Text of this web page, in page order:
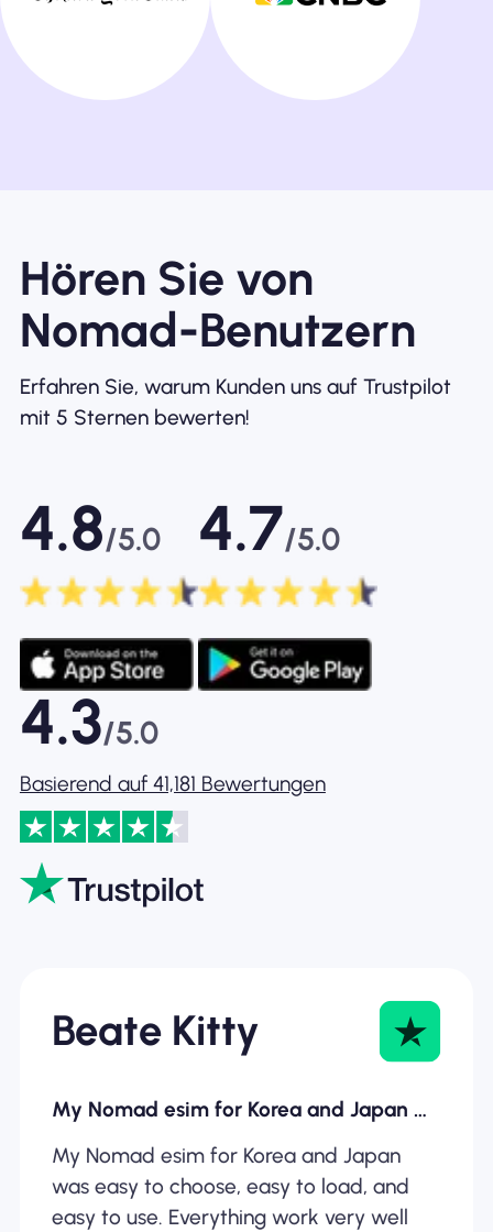
Hören Sie von
Nomad-Benutzern
Erfahren Sie, warum Kunden uns auf Trustpilot
mit 5 Sternen bewerten!
4.8/5.0 4.7/5.0
4.3/5.0
Basierend auf 41,181 Bewertungen
Beate Kitty
My Nomad esim for Korea and Japan was…
My Nomad esim for Korea and Japan
was easy to choose, easy to load, and
easy to use. Everything work very well